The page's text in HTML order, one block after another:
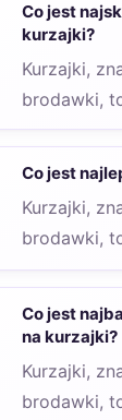
Co jest
kurzajki?
Kurzajki,
brodawki,
wywołane
grupy HPV.
Co jest
Kurzajki,
brodawki,
wywołane
Co jest
na kurzajki?
Kurzajki,
brodawki,